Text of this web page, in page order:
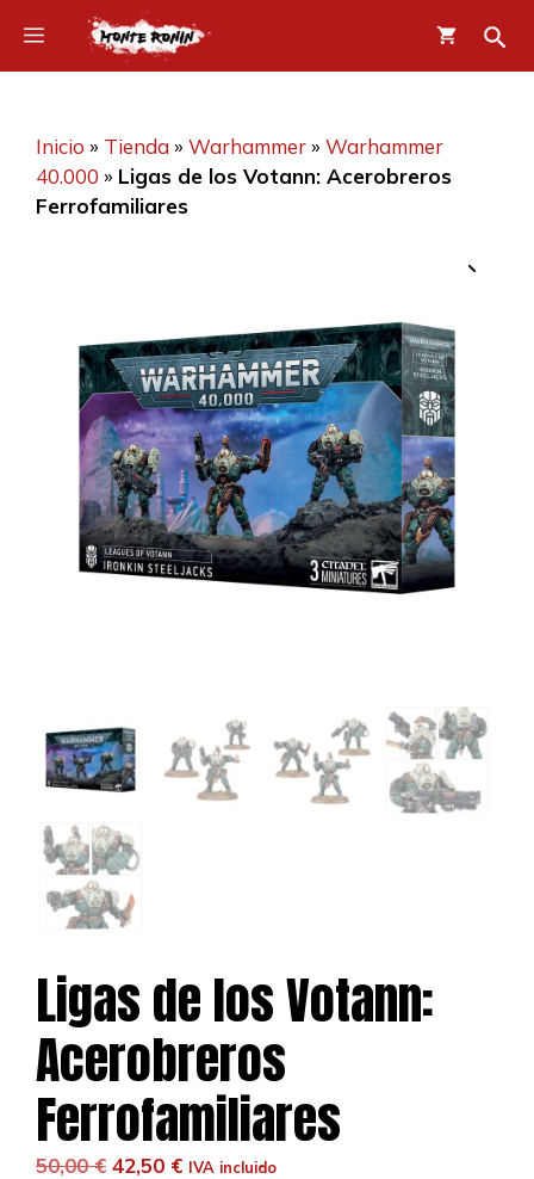
contenido
Menú
Inicio » Tienda» Warhammer» Warhammer
40.000 » Ligas de los Votann: Acerobreros
Ferrofamiliares
Ligas de los Votann:
Acerobreros
Ferrofamiliares
50,00€ El
42,50 €ElIVA incluido